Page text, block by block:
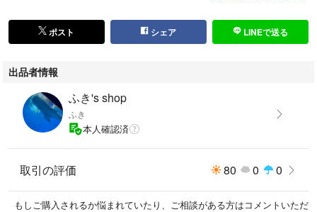
ポスト シェア LINEで送る
出品者情報
ふき's shop
ふき
本人確認済
取引の評価 80 0 0
もしご購入されるか悩まれていたり、ご相談がある方はコメントいただ